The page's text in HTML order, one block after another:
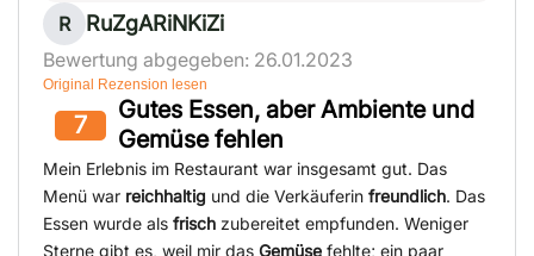
R RuZgARiNKiZi
Bewertung abgegeben: 26.01.2023
Original Rezension lesen
7
Gutes Essen, aber Ambiente und
Gemüse fehlen
Mein Erlebnis im Restaurant war insgesamt gut. Das
Menü war reichhaltig und die Verkäuferin freundlich. Das
Essen wurde als frisch zubereitet empfunden. Weniger
Sterne gibt es, weil mir das Gemüse fehlte; ein paar